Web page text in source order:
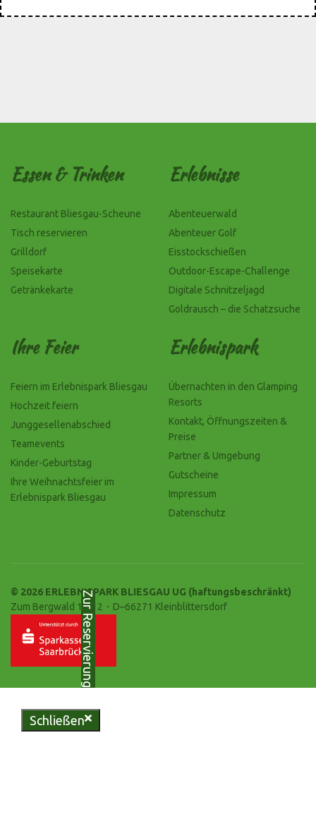
Essen & Trinken
Restaurant Bliesgau-Scheune
Tisch reservieren
Grilldorf
Speisekarte
Getränkekarte
Erlebnisse
Abenteuerwald
Abenteuer Golf
Eisstockschießen
Outdoor-Escape-Challenge
Digitale Schnitzeljagd
Goldrausch – die Schatzsuche
Ihre Feier
Feiern im Erlebnispark Bliesgau
Hochzeit feiern
Junggesellenabschied
Teamevents
Kinder-Geburtstag
Ihre Weihnachtsfeier im
Erlebnispark Bliesgau
Erlebnispark
Übernachten in den Glamping
Resorts
Kontakt, Öffnungszeiten &
Preise
Partner & Umgebung
Gutscheine
Impressum
Datenschutz
© 2026 ERLEBNISPARK BLIESGAU UG (haftungsbeschränkt)
Zum Bergwald 10-12・D–66271 Kleinblittersdorf
Zur Reservierung
Schließen